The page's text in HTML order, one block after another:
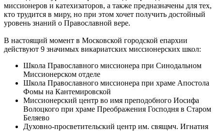
миссионеров и катехизаторов, а также предназначены для тех,
кто трудится в миру, но при этом хочет получить достойный
уровень знаний о Православной вере.
В настоящий момент в Московской городской епархии
действуют 9 значимых викариатских миссионерских школ:
Школа Православного миссионера при Синодальном
Миссионерском отделе
Школа Православного миссионера при храме Апостола
Фомы на Кантемировской
Миссионерский центр во имя преподобного Иосифа
Волоцкого при храме Преображения Господня в Старом
Беляево
Духовно-просветительский центр им. свящмч. Игнатия